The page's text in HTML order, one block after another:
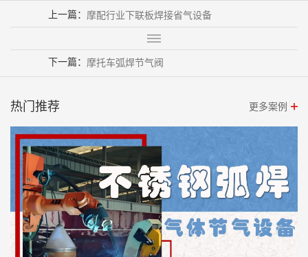
上一篇： 摩配行业下联板焊接省气设备
下一篇： 摩托车弧焊节气阀
热门推荐 更多案例